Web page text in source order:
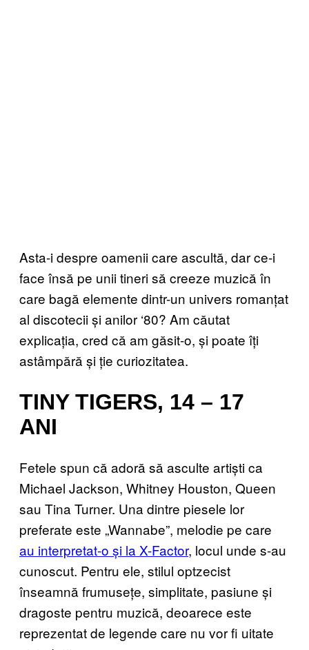
Asta-i despre oamenii care ascultă, dar ce-i
face însă pe unii tineri să creeze muzică în
care bagă elemente dintr-un univers romanțat
al discotecii și anilor ‘80? Am căutat
explicația, cred că am găsit-o, și poate îți
astâmpără și ție curiozitatea.
TINY TIGERS, 14 – 17
ANI
Fetele spun că adoră să asculte artiști ca
Michael Jackson, Whitney Houston, Queen
sau Tina Turner. Una dintre piesele lor
preferate este „Wannabe”, melodie pe care
au interpretat-o și la X-Factor, locul unde s-au
cunoscut. Pentru ele, stilul optzecist
înseamnă frumusețe, simplitate, pasiune și
dragoste pentru muzică, deoarece este
reprezentat de legende care nu vor fi uitate